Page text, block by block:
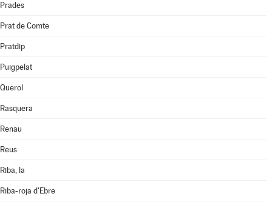
Prades
Prat de Comte
Pratdip
Puigpelat
Querol
Rasquera
Renau
Reus
Riba, la
Riba-roja d'Ebre